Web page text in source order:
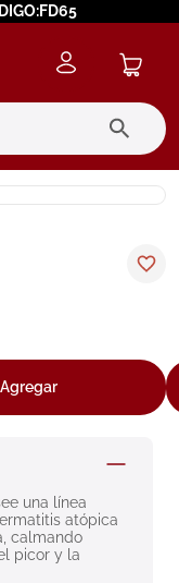
Agregar
una línea
atópica
calmando
picor y la